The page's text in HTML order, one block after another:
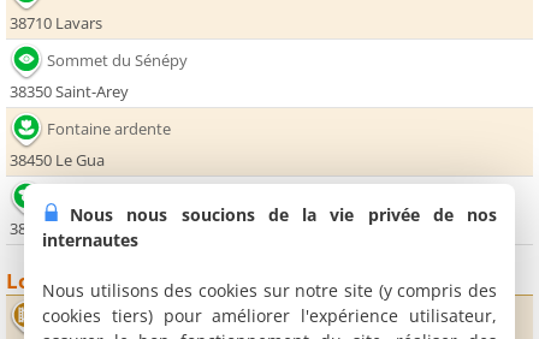
38710 Lavars
Sommet du Sénépy
38350 Saint-Arey
Fontaine ardente
38450 Le Gua
38350 Saint-Arey
Loisirs
Cinéma Le Scialet
Nous nous soucions de la vie privée de nos
internautes
Nous utilisons des cookies sur notre site (y compris des
cookies tiers) pour améliorer l'expérience utilisateur,